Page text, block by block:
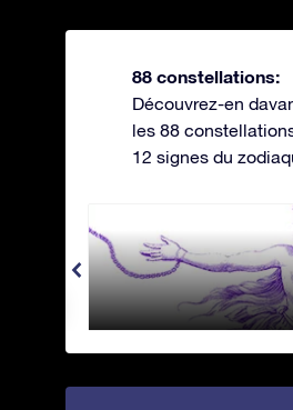
88 constellations:
Découvrez-en
les 88
12 signes du
Andromeda -